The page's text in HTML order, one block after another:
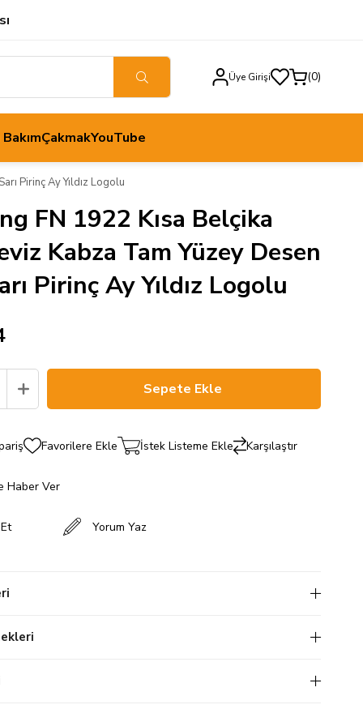
Üye Girişi 0
ÇakmakYouTube
Pirinç Ay Yıldız Logolu
FN 1922 Kısa Belçika
Kabza Tam Yüzey Desen
Pirinç Ay Yıldız Logolu
Favorilere Ekle İstek Listeme Ekle Karşılaştır
Haber Ver
Yorum Yaz